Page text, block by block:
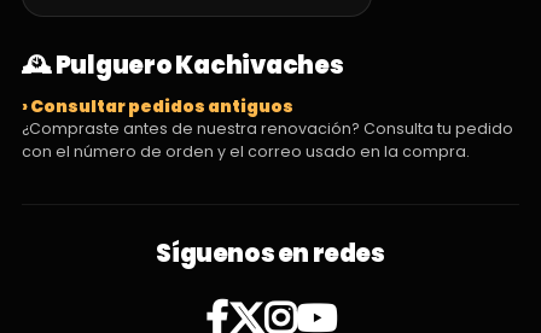
🕰️ Pulguero Kachivaches
› Consultar pedidos antiguos
¿Compraste antes de nuestra renovación? Consulta tu pedido
con el número de orden y el correo usado en la compra.
Síguenos en redes